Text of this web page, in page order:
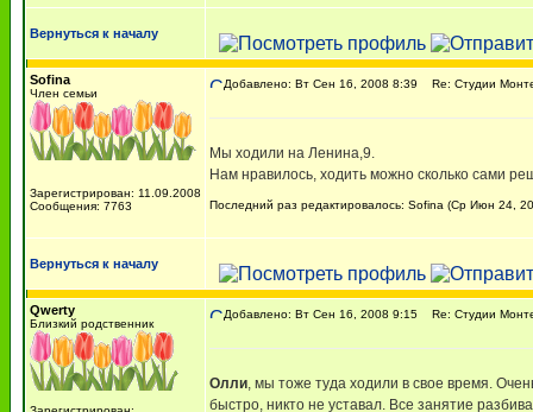
Вернуться к началу
Sofina
Член семьи
Зарегистрирован: 11.09.2008
Сообщения: 7763
Добавлено: Вт Сен 16, 2008 8:39 Re: Студии
Мы ходили на Ленина,9.
Нам нравилось, ходить можно сколько сами
Последний раз редактировалось: Sofina (Ср Июн 24,
Вернуться к началу
Qwerty
Близкий родственник
Добавлено: Вт Сен 16, 2008 9:15 Re: Студии
Олли, мы тоже туда ходили в свое время.
быстро, никто не уставал. Все занятие